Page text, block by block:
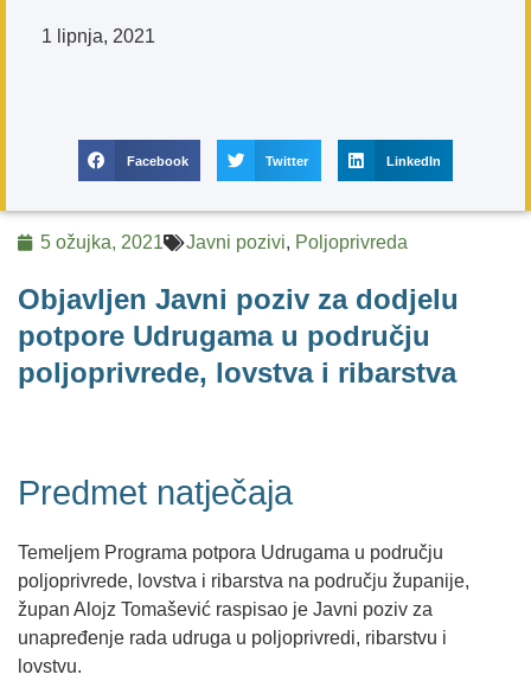
1 lipnja, 2021
Facebook Twitter LinkedIn
5 ožujka, 2021 Javni pozivi, Poljoprivreda
Objavljen Javni poziv za dodjelu
potpore Udrugama u području
poljoprivrede, lovstva i ribarstva
Predmet natječaja
Temeljem Programa potpora Udrugama u području
poljoprivrede, lovstva i ribarstva na području županije,
župan Alojz Tomašević raspisao je Javni poziv za
unapređenje rada udruga u poljoprivredi, ribarstvu i
lovstvu.